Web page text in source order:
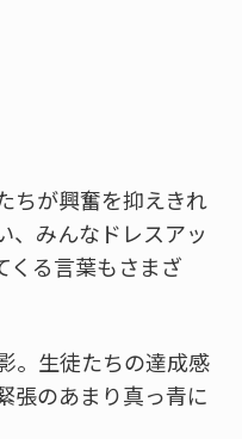
ちが興奮を抑えきれ
、みんなドレスアッ
くる言葉もさまざ
。生徒たちの達成感
張のあまり真っ青に